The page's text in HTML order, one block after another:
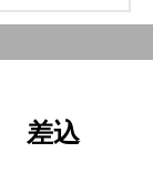
差込